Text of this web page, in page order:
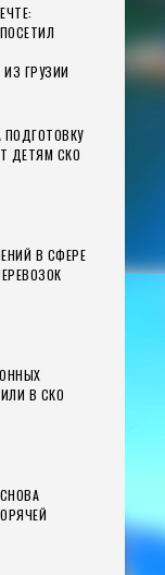
ГРУЗИИ
ПОДГОТОВКУ
ДЕТЯМ СКО
В СФЕРЕ
В СКО